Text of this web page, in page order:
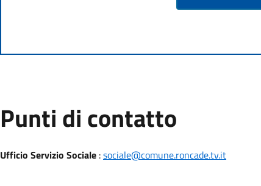
Punti di contatto
Ufficio Servizio Sociale:sociale@comune.roncade.tv.it